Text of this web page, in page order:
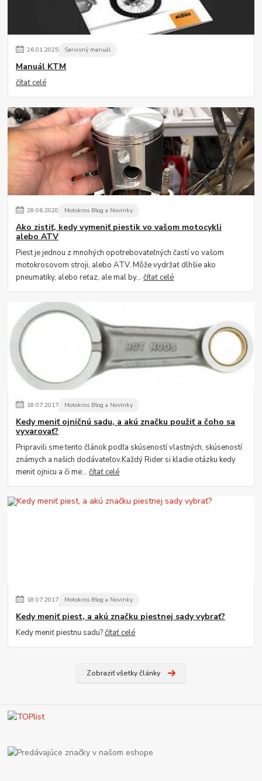
26.01.2025 Servisný manuál
Manuál KTM
čítať celé
28.06.2020 Motokros Blog a Novinky
Ako zistiť, kedy vymeniť piestik vo vašom motocykli
alebo ATV
Piest je jednou z mnohých opotrebovateľných častí vo vašom
motokrosovom stroji, alebo ATV. Môže vydržať dlhšie ako
pneumatiky, alebo reťaz, ale mal by...čítať celé
18.07.2017 Motokros Blog a Novinky
Kedy meniť ojničnú sadu, a akú značku použiť a čoho sa
vyvarovať?
Pripravili sme tento článok podľa skúseností vlastných, skúseností
známych a našich dodávateľov.Každý Rider si kladie otázku kedy
meniť ojnicu a či me...čítať celé
18.07.2017 Motokros Blog a Novinky
Kedy meniť piest, a akú značku piestnej sady vybrať?
Kedy meniť piestnu sadu?čítať celé
Zobraziť všetky články